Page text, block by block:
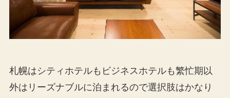
札幌はシティホテルもビジネスホテルも繁忙期以
外はリーズナブルに泊まれるので選択肢はかなり